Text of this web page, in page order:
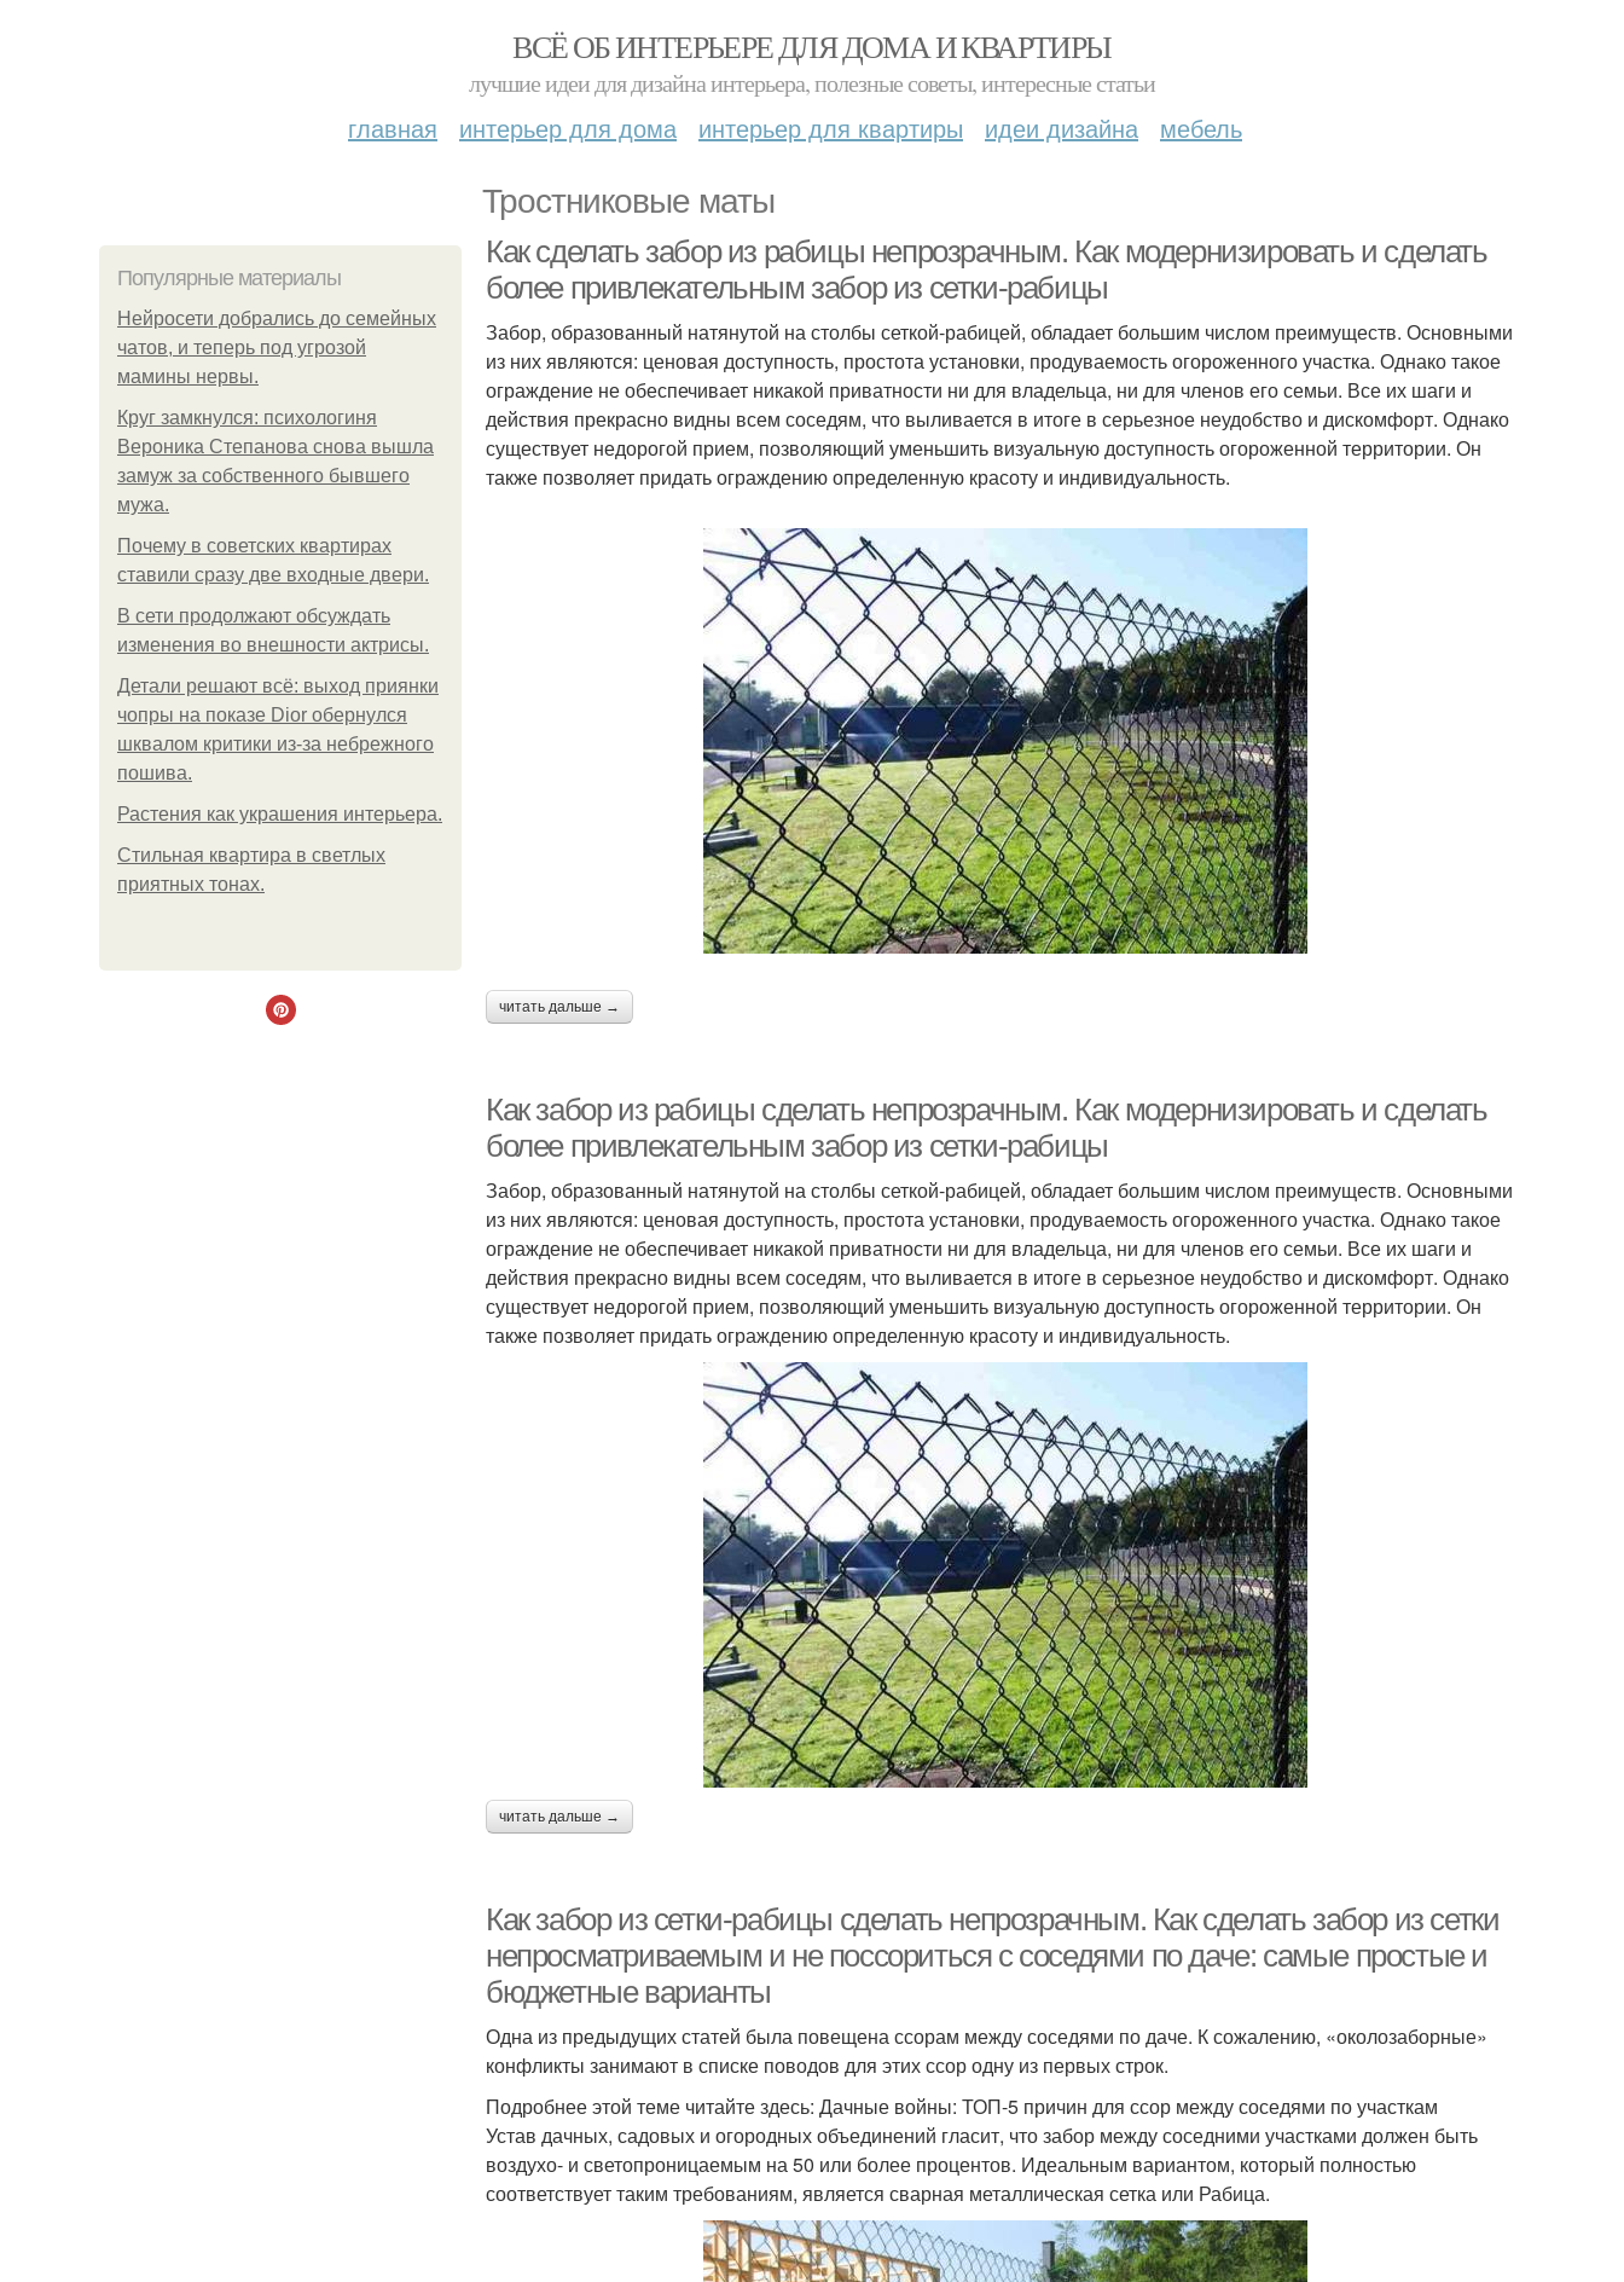
ВСЁ ОБ ИНТЕРЬЕРЕ ДЛЯ ДОМА И КВАРТИРЫ
лучшие идеи для дизайна интерьера, полезные советы, интересные статьи
главная интерьер для дома интерьер для квартиры идеи дизайна мебель
Тростниковые маты
Популярные материалы
Нейросети добрались до семейных
чатов, и теперь под угрозой
мамины нервы.
Круг замкнулся: психологиня
Вероника Степанова снова вышла
замуж за собственного бывшего
мужа.
Почему в советских квартирах
ставили сразу две входные двери.
В сети продолжают обсуждать
изменения во внешности актрисы.
Детали решают всё: выход приянки
чопры на показе Dior обернулся
шквалом критики из-за небрежного
пошива.
Растения как украшения интерьера.
Стильная квартира в светлых
приятных тонах.
Как сделать забор из рабицы непрозрачным. Как модернизировать и сделать
более привлекательным забор из сетки-рабицы
Забор, образованный натянутой на столбы сеткой-рабицей, обладает большим числом преимуществ. Основными
из них являются: ценовая доступность, простота установки, продуваемость огороженного участка. Однако такое
ограждение не обеспечивает никакой приватности ни для владельца, ни для членов его семьи. Все их шаги и
действия прекрасно видны всем соседям, что выливается в итоге в серьезное неудобство и дискомфорт. Однако
существует недорогой прием, позволяющий уменьшить визуальную доступность огороженной территории. Он
также позволяет придать ограждению определенную красоту и индивидуальность.
читать дальше →
Как забор из рабицы сделать непрозрачным. Как модернизировать и сделать
более привлекательным забор из сетки-рабицы
Забор, образованный натянутой на столбы сеткой-рабицей, обладает большим числом преимуществ. Основными
из них являются: ценовая доступность, простота установки, продуваемость огороженного участка. Однако такое
ограждение не обеспечивает никакой приватности ни для владельца, ни для членов его семьи. Все их шаги и
действия прекрасно видны всем соседям, что выливается в итоге в серьезное неудобство и дискомфорт. Однако
существует недорогой прием, позволяющий уменьшить визуальную доступность огороженной территории. Он
также позволяет придать ограждению определенную красоту и индивидуальность.
читать дальше →
Как забор из сетки-рабицы сделать непрозрачным. Как сделать забор из сетки
непросматриваемым и не поссориться с соседями по даче: самые простые и
бюджетные варианты
Одна из предыдущих статей была повещена ссорам между соседями по даче. К сожалению, «околозаборные»
конфликты занимают в списке поводов для этих ссор одну из первых строк.
Подробнее этой теме читайте здесь: Дачные войны: ТОП-5 причин для ссор между соседями по участкам
Устав дачных, садовых и огородных объединений гласит, что забор между соседними участками должен быть
воздухо- и светопроницаемым на 50 или более процентов. Идеальным вариантом, который полностью
соответствует таким требованиям, является сварная металлическая сетка или Рабица.